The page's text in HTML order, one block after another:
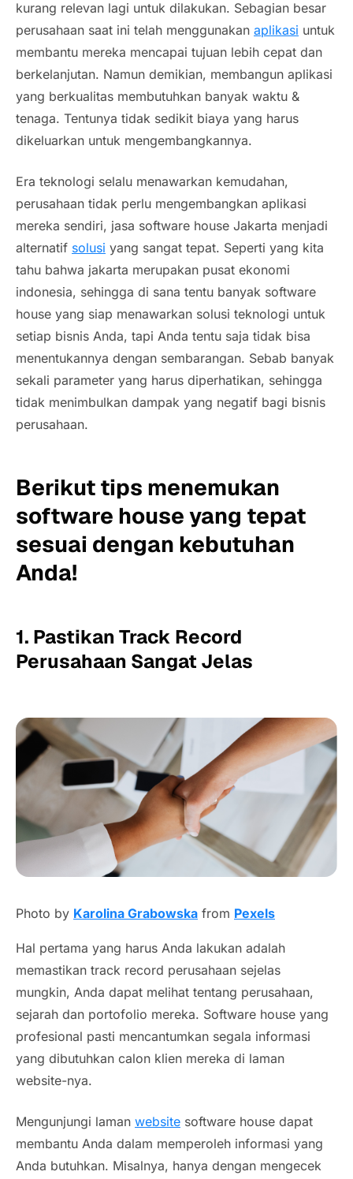
kurang relevan lagi untuk dilakukan. Sebagian besar
perusahaan saat ini telah menggunakan aplikasi untuk
membantu mereka mencapai tujuan lebih cepat dan
berkelanjutan. Namun demikian, membangun aplikasi
yang berkualitas membutuhkan banyak waktu &
tenaga. Tentunya tidak sedikit biaya yang harus
dikeluarkan untuk mengembangkannya.
Era teknologi selalu menawarkan kemudahan,
perusahaan tidak perlu mengembangkan aplikasi
mereka sendiri, jasa software house Jakarta menjadi
alternatif solusi yang sangat tepat. Seperti yang kita
tahu bahwa jakarta merupakan pusat ekonomi
indonesia, sehingga di sana tentu banyak software
house yang siap menawarkan solusi teknologi untuk
setiap bisnis Anda, tapi Anda tentu saja tidak bisa
menentukannya dengan sembarangan. Sebab banyak
sekali parameter yang harus diperhatikan, sehingga
tidak menimbulkan dampak yang negatif bagi bisnis
perusahaan.
Berikuttips menemukan
software houseyang tepat
sesuai dengan kebutuhan
Anda!
1. PastikanTrack Record
Perusahaan Sangat Jelas
Photo by Karolina Grabowska from Pexels
Hal pertama yang harus Anda lakukan adalah
memastikan track record perusahaan sejelas
mungkin, Anda dapat melihat tentang perusahaan,
sejarah dan portofolio mereka. Software house yang
profesional pasti mencantumkan segala informasi
yang dibutuhkan calon klien mereka di laman
website-nya.
Mengunjungi laman website software house dapat
membantu Anda dalam memperoleh informasi yang
Anda butuhkan. Misalnya, hanya dengan mengecek